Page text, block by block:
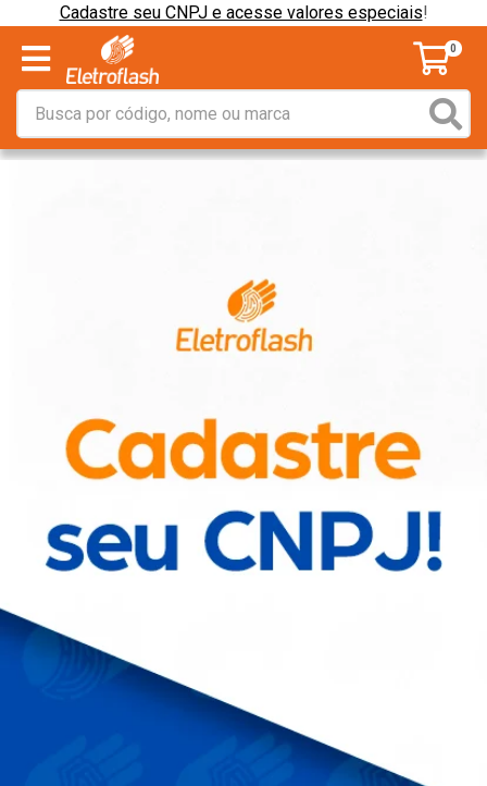
Cadastre seu CNPJ e acesse valores especiais!
0